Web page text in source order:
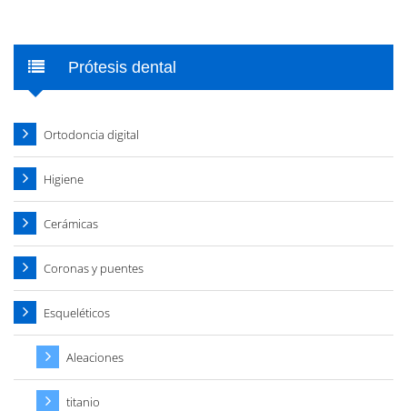
Prótesis dental
Ortodoncia digital
Higiene
Cerámicas
Coronas y puentes
Esqueléticos
Aleaciones
titanio